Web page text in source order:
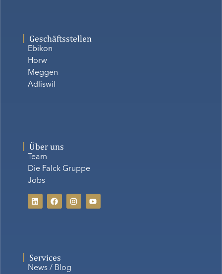
Geschäftsstellen
Ebikon
Horw
Meggen
Adliswil
Über uns
Team
Die Falck Gruppe
Jobs
Services
News / Blog